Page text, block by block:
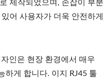
제작되었으며, 손잡이 부분
어 사용자가 더욱 안전하게
인은 현장 환경에서 매우
하게 합니다. 이지 RJ45 툴